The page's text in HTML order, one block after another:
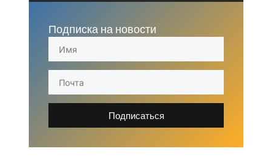
Подписка на новости
Подписаться